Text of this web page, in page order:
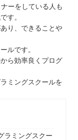
ーをしている人も
す。
り、できることや
ルです。
ら効率良くプログ
ミングスクールを
ラミングスクー